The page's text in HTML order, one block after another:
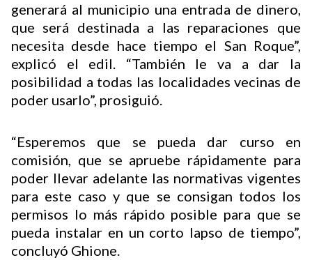
generará al municipio una entrada de dinero,
que será destinada a las reparaciones que
necesita desde hace tiempo el San Roque”,
explicó el edil. “También le va a dar la
posibilidad a todas las localidades vecinas de
poder usarlo”, prosiguió.
“Esperemos que se pueda dar curso en
comisión, que se apruebe rápidamente para
poder llevar adelante las normativas vigentes
para este caso y que se consigan todos los
permisos lo más rápido posible para que se
pueda instalar en un corto lapso de tiempo”,
concluyó Ghione.